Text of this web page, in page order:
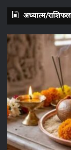
अध्यात्म/राशिफल